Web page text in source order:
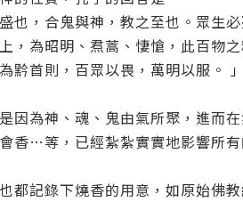
也，合鬼與神，教之至也。眾生
，為昭明、焄蒿、悽愴，此百物
黔首則，百眾以畏，萬明以服。 」
因為神、魂、鬼由氣所聚，進而在
香…等，已經紮紮實實地影響所
都記錄下燒香的用意，如原始佛